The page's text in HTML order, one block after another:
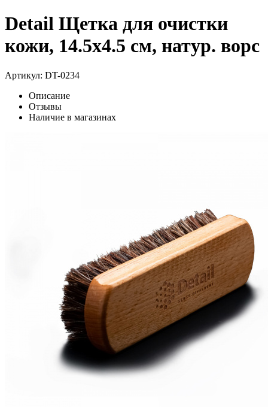
Detail Щетка для очистки
кожи, 14.5x4.5 см, натур. ворс
Артикул: DT-0234
Описание
Отзывы
Наличие в магазинах